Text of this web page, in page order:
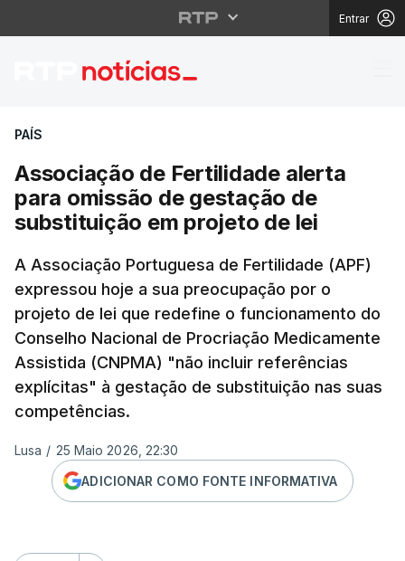
Entrar
Associação de
PAÍS
Associação de Fertilidade alerta
para omissão de gestação de
substituição em projeto de lei
A Associação Portuguesa de Fertilidade (APF)
expressou hoje a sua preocupação por o
projeto de lei que redefine o funcionamento do
Conselho Nacional de Procriação Medicamente
Assistida (CNPMA) "não incluir referências
explícitas" à gestação de substituição nas suas
competências.
Lusa / 25 Maio 2026, 22:30
ADICIONAR COMO FONTE INFORMATIVA